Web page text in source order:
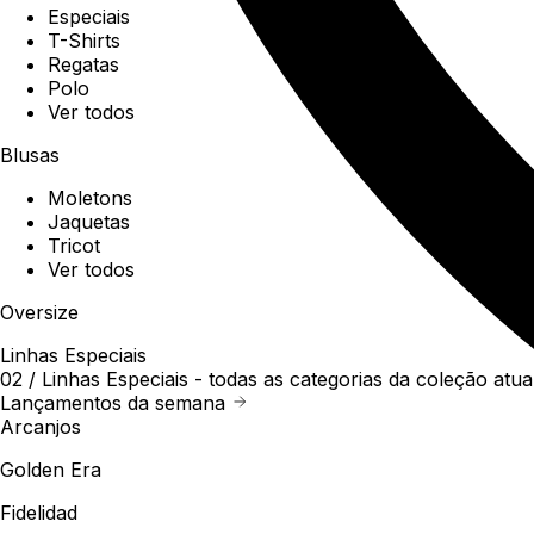
Especiais
T-Shirts
Regatas
Polo
Ver todos
Blusas
Moletons
Jaquetas
Tricot
Ver todos
Oversize
Linhas Especiais
02 / Linhas Especiais - todas as categorias da coleção
Lançamentos da semana
Arcanjos
Golden Era
Fidelidad